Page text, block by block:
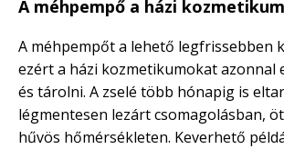
A méhpempő a házi
A méhpempőt a lehető legfrissebben
ezért a házi kozmetikumokat azonnal
és tárolni. A zselé több hónapig is
légmentesen lezárt csomagolásban,
hűvös hőmérsékleten. Keverhető